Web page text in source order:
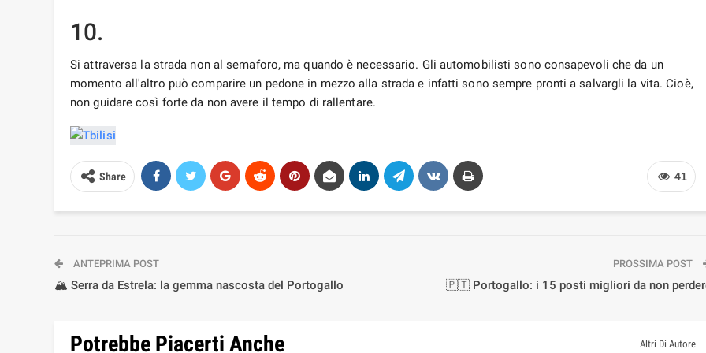
10.
Si attraversa la strada non al semaforo, ma quando è necessario. Gli automobilisti sono consapevoli che da un
momento all'altro può comparire un pedone in mezzo alla strada e infatti sono sempre pronti a salvargli la vita. Cioè,
non guidare così forte da non avere il tempo di rallentare.
41
Share
ANTEPRIMA POST
🏔️ Serra da Estrela: la gemma nascosta del Portogallo
PROSSIMA POST
🇵🇹 Portogallo: i 15 posti migliori da non
Potrebbe Piacerti Anche Altri Di Autore